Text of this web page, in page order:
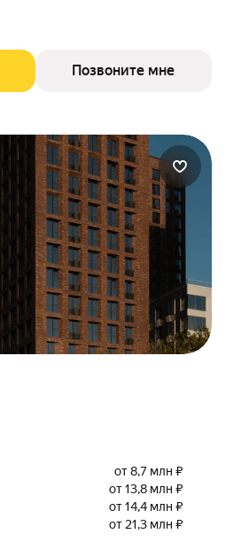
Позвоните мне
от 8,7 млн ₽
от 13,8 млн ₽
от 14,4 млн ₽
от 21,3 млн ₽